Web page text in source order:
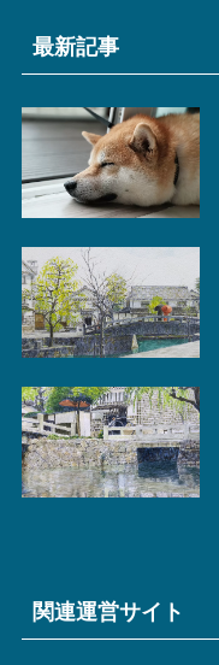
最新記事
関連運営サイト